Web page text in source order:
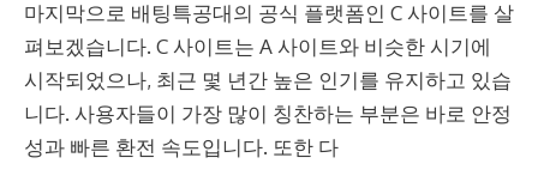
마지막으로 배팅특공대의 공식 플랫폼인 C 사이트를 살
펴보겠습니다. C 사이트는 A 사이트와 비슷한 시기에
시작되었으나, 최근 몇 년간 높은 인기를 유지하고 있습
니다. 사용자들이 가장 많이 칭찬하는 부분은 바로 안정
성과 빠른 환전 속도입니다. 또한 다